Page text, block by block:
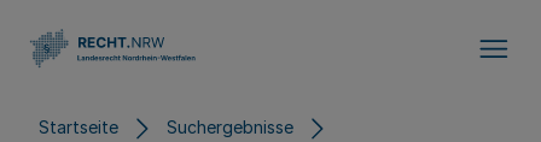
Startseite Suchergebnisse